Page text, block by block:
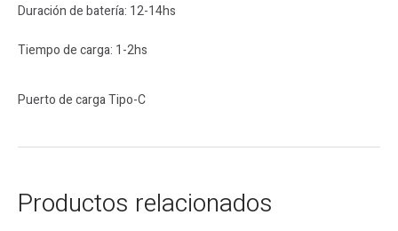
Duración de batería: 12-14hs
Tiempo de carga: 1-2hs
Puerto de carga Tipo-C
Productos relacionados